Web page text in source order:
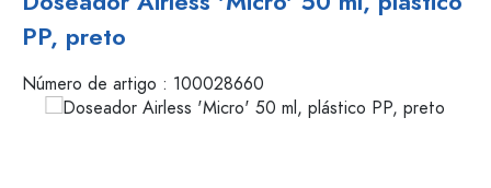
PP, preto
Número de artigo : 100028660